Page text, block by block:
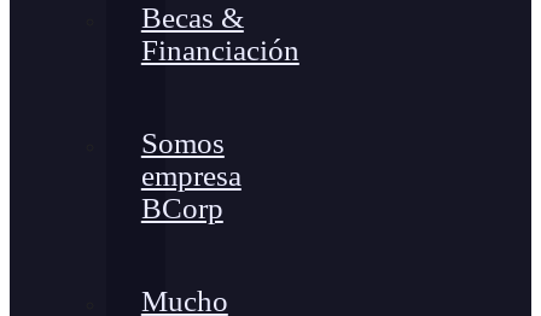
Becas &
Financiación
Somos
empresa
BCorp
Mucho